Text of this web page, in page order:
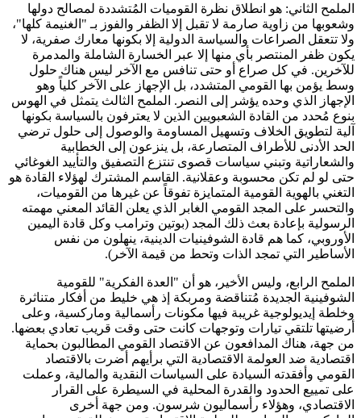
الملمح الثاني: هو انطلاق نظرة القوميات المُتشددة لمصالح دولها
وشعوبها من زاوية صارمة لا تقبل إلا الظفر والفوز بـ "الغنيمة كلها"،
ولا تتعقل الصراعات والسياسة الدولية إلا بكونها معارك صفرية، لا
يكون ظفر المنتصر بأي منها إلا عبر الخسارة الشاملة والمدمرة
للآخرين. في كل صراع أو حتى تنافس مع الآخر ليس هناك حلول
وسط يؤمن بها القومي المتشدد، بل الإجهاز على الآخر كلياً وهو
الإجهاز الذي وحده يؤشر إلى النصر. الملمح الثالث يتمثل في الهوس
بنوع مُحدد من القادة الشعبويين الذين لا يعترفون بالسياسة بكونها
آلية لتطويق الخلاف وتسهيل المساومة والوصول إلى حلول ترضي
الحد الأدنى للأطراف المتصارعة، بل ينزعون إلى الخطابية
والشعاراتية وتبني سياسات قصوى تنتزع التصفيق والتأييد الغوغائي
حتى لو لم تكن محسوبة وعقلانية. القاسم المشترك لهؤلاء القادة هو
التغني بالهوية القومية المتمايزة تفوقاً عن غيرها من القوميات،
والتحسر على المجد القومي الغابر الذي يعلن القائد المعني مهمته
الرسولية بإعادة بعث ذلك المجد (بوتين وترامب وكل قادة اليمين
الأوروبي، كما هم قادة الشوفينيات الدينية، ينهلون من نفس
الأساطير التي تمجد الذات وتحط من قيمة الآخر).
الملمح الرابع، وليس الأخير، هو أن "العدة الفكرية" للقومية
الشوفينية الجديدة مُتناقضة ومربكة إذ هي خليط من أفكار متناثرة
وخلطة إيديولوجية غريبة فيها مكونات رأسمالية وماركسية، وعلى
أرضيتها تلتقي تيارات وتوجهات كانت حتى وقت قريب تعادي بعضها.
من جهة، هناك المدافعون عن الاقتصاد القومي المطالبون بحماية
اقتصادية ضد العولمة الاقتصادية التي برأيهم أضرت بالاقتصاد
القومي وأفقدته السيادة على السياسات النقدية والمالية، وعملت
على تمييع الحدود والقدرة المحلية في السيطرة على القرار
الاقتصادي، وهؤلاء رأسماليون شرسون. ومن جهة أخرى